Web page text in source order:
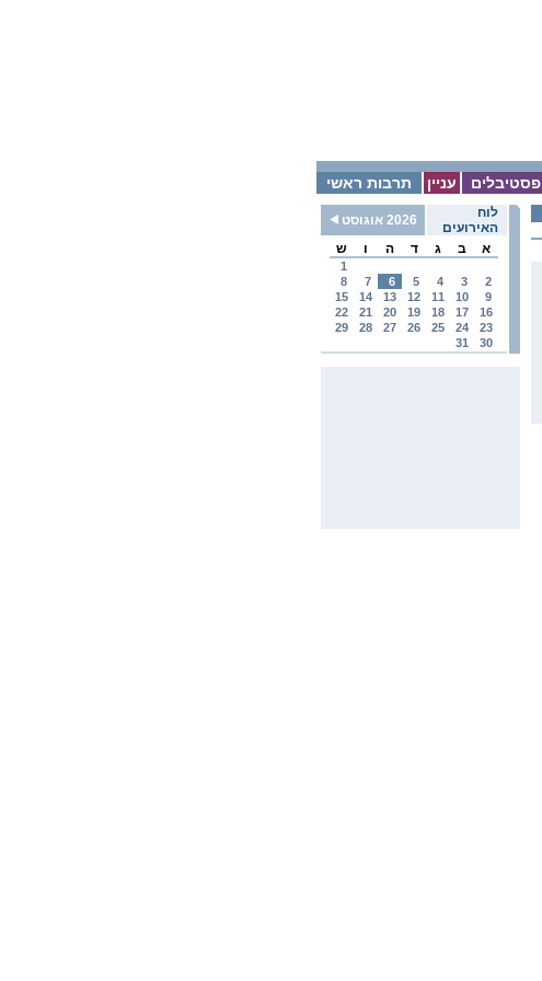
תרבות ראשי עניין פסטיבלים
לוח
האירועים
2026 אוגוסט
א
ב ג ד ה ו ש
1
2
3
4
5
6
7
8
9
10
11
12
13
14
15
16
17
18
19
20
21
22
23
24
25
26
27
28
29
30
31